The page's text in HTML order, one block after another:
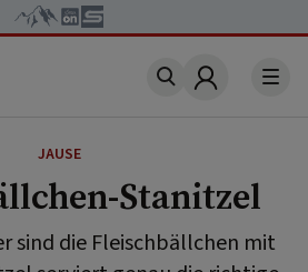
Account
JAUSE
Stanitzel
sind die Fleischbällchen mit